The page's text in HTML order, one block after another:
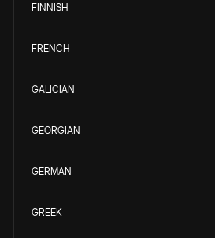
FINNISH
FRENCH
GALICIAN
GEORGIAN
GERMAN
GREEK